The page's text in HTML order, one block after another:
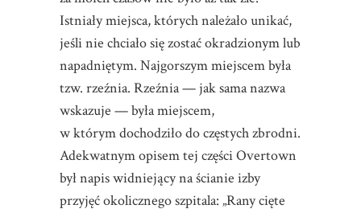
Istniały miejsca, których należało unikać,
jeśli nie chciało się zostać okradzionym lub
napadniętym. Najgorszym miejscem była
tzw. rzeźnia. Rzeźnia — jak sama nazwa
wskazuje — była miejscem,
w którym dochodziło do częstych zbrodni.
Adekwatnym opisem tej części Overtown
był napis widniejący na ścianie izby
przyjęć okolicznego szpitala: „Rany cięte